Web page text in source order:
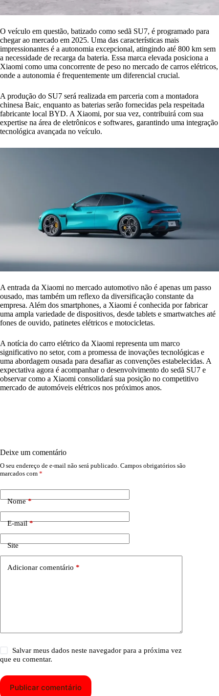
O veículo em questão, batizado como sedã SU7, é programado para
chegar ao mercado em 2025. Uma das características mais
impressionantes é a autonomia excepcional, atingindo até 800 km sem
a necessidade de recarga da bateria. Essa marca elevada posiciona a
Xiaomi como uma concorrente de peso no mercado de carros elétricos,
onde a autonomia é frequentemente um diferencial crucial.
A produção do SU7 será realizada em parceria com a montadora
chinesa Baic, enquanto as baterias serão fornecidas pela respeitada
fabricante local BYD. A Xiaomi, por sua vez, contribuirá com sua
expertise na área de eletrônicos e softwares, garantindo uma integração
tecnológica avançada no veículo.
A entrada da Xiaomi no mercado automotivo não é apenas um passo
ousado, mas também um reflexo da diversificação constante da
empresa. Além dos smartphones, a Xiaomi é conhecida por fabricar
uma ampla variedade de dispositivos, desde tablets e smartwatches até
fones de ouvido, patinetes elétricos e motocicletas.
A notícia do carro elétrico da Xiaomi representa um marco
significativo no setor, com a promessa de inovações tecnológicas e
uma abordagem ousada para desafiar as convenções estabelecidas. A
expectativa agora é acompanhar o desenvolvimento do sedã SU7 e
observar como a Xiaomi consolidará sua posição no competitivo
mercado de automóveis elétricos nos próximos anos.
Deixe um comentário
O seu endereço de e-mail não será publicado. Campos obrigatórios são
marcados com *
Nome*
E-mail*
Site
Adicionar comentário *
Salvar meus dados neste navegador para a próxima vez
que eu comentar.
Publicar comentário